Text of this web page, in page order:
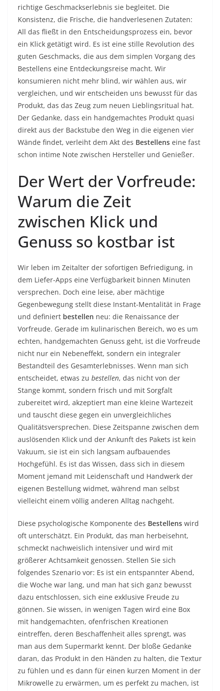
richtige Geschmackserlebnis sie begleitet. Die
Konsistenz, die Frische, die handverlesenen Zutaten:
All das fließt in den Entscheidungsprozess ein, bevor
ein Klick getätigt wird. Es ist eine stille Revolution des
guten Geschmacks, die aus dem simplen Vorgang des
Bestellens eine Entdeckungsreise macht. Wir
konsumieren nicht mehr blind, wir wählen aus, wir
vergleichen, und wir entscheiden uns bewusst für das
Produkt, das das Zeug zum neuen Lieblingsritual hat.
Der Gedanke, dass ein handgemachtes Produkt quasi
direkt aus der Backstube den Weg in die eigenen vier
Wände findet, verleiht dem Akt des Bestellens eine fast
schon intime Note zwischen Hersteller und Genießer.
Der Wert der Vorfreude:
Warum die Zeit
zwischen Klick und
Genuss so kostbar ist
Wir leben im Zeitalter der sofortigen Befriedigung, in
dem Liefer-Apps eine Verfügbarkeit binnen Minuten
versprechen. Doch eine leise, aber mächtige
Gegenbewegung stellt diese Instant-Mentalität in Frage
und definiert bestellen neu: die Renaissance der
Vorfreude. Gerade im kulinarischen Bereich, wo es um
echten, handgemachten Genuss geht, ist die Vorfreude
nicht nur ein Nebeneffekt, sondern ein integraler
Bestandteil des Gesamterlebnisses. Wenn man sich
entscheidet, etwas zu bestellen, das nicht von der
Stange kommt, sondern frisch und mit Sorgfalt
zubereitet wird, akzeptiert man eine kleine Wartezeit
und tauscht diese gegen ein unvergleichliches
Qualitätsversprechen. Diese Zeitspanne zwischen dem
auslösenden Klick und der Ankunft des Pakets ist kein
Vakuum, sie ist ein sich langsam aufbauendes
Hochgefühl. Es ist das Wissen, dass sich in diesem
Moment jemand mit Leidenschaft und Handwerk der
eigenen Bestellung widmet, während man selbst
vielleicht einem völlig anderen Alltag nachgeht.
Diese psychologische Komponente des Bestellens wird
oft unterschätzt. Ein Produkt, das man herbeisehnt,
schmeckt nachweislich intensiver und wird mit
größerer Achtsamkeit genossen. Stellen Sie sich
folgendes Szenario vor: Es ist ein entspannter Abend,
die Woche war lang, und man hat sich ganz bewusst
dazu entschlossen, sich eine exklusive Freude zu
gönnen. Sie wissen, in wenigen Tagen wird eine Box
mit handgemachten, ofenfrischen Kreationen
eintreffen, deren Beschaffenheit alles sprengt, was
man aus dem Supermarkt kennt. Der bloße Gedanke
daran, das Produkt in den Händen zu halten, die Textur
zu fühlen und es dann für einen kurzen Moment in der
Mikrowelle zu erwärmen, um es perfekt zu machen, ist